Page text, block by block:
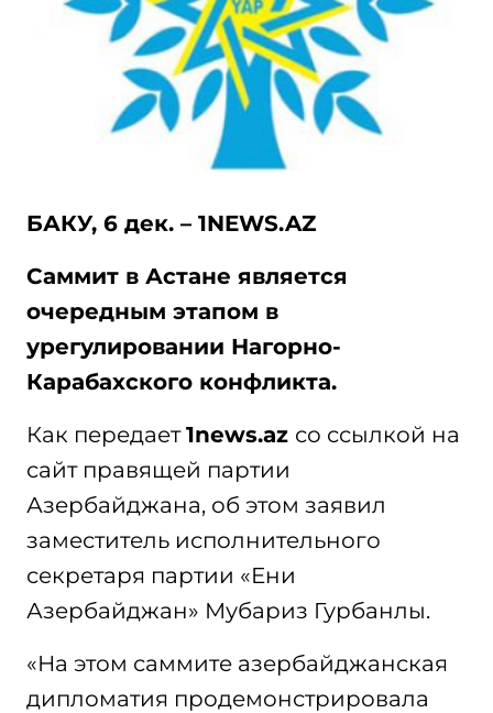
БАКУ, 6 дек. – 1NEWS.AZ
Саммит в Астане является
очередным этапом в
урегулировании Нагорно-
Карабахского конфликта.
Как передает1news.az со ссылкой на
сайт правящей партии
Азербайджана, об этом заявил
заместитель исполнительного
секретаря партии «Ени
Азербайджан» Мубариз Гурбанлы.
«На этом саммите азербайджанская
дипломатия продемонстрировала